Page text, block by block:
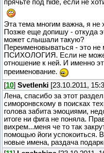
прячьте под hide, если не
Эта тема многим важна, я не
Позже еще допишу - откуда
может слышали такую?
Переименовываться - это не
ПСИХОЛОГИЯ. Если не
отношение к ней. И именно
преименование.
[10] Svetlenki [23.10.2011,
Лена, спасибо за этот
симоронвскому в поисках
голова забита эмоциями,
итоге ни фига не поняла.
вихрем...меня че то так
помощью йоги успокоиться.
новые имена, раздача